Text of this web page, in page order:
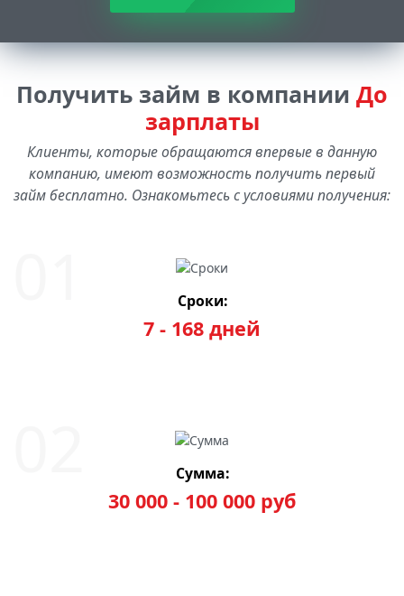
Получить займ в компании До
зарплаты
Клиенты, которые обращаются впервые в данную
компанию, имеют возможность получить первый
займ бесплатно. Ознакомьтесь с условиями получения:
Сроки:
7 - 168 дней
Сумма:
30 000 - 100 000 руб